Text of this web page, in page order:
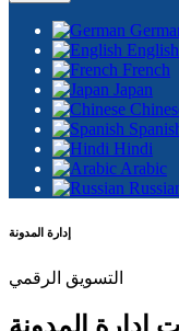
English
French
Japan
Hindi
Arabic
إدارة المدونة
التسويق الرقمي